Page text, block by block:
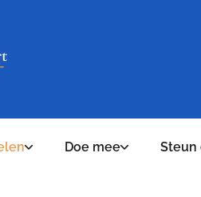
Doe mee Steun